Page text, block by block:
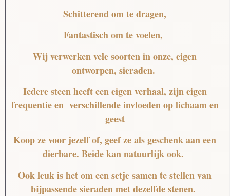
Schitterendom te dragen,
Fantastischom te voelen,
Wij verwerken vele soorten in onze, eigen
ontworpen, sieraden.
Iedere steen heeft een eigen verhaal, zijn eigen
frequentie en verschillende invloeden op lichaam en
geest
Koop ze voor jezelf of, geef ze als geschenk aan een
dierbare. Beide kan natuurlijk ook.
Ook leuk is het om een setje samen te stellen van
bijpassende sieraden met dezelfde stenen.